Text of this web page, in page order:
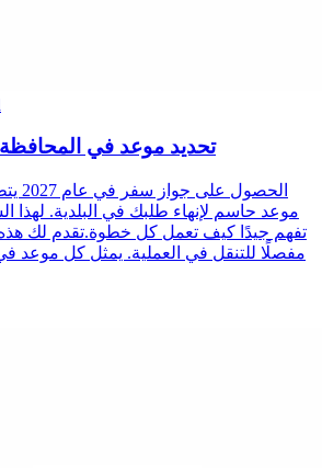
تحديد موعد في المحافظة
موعد حاسم لإنهاء طلبك في البلدية.
تفهم جيدًا كيف تعمل كل خطوة.تقدم لك هذه
مفصلًا للتنقل في العملية. يمثل كل موعد